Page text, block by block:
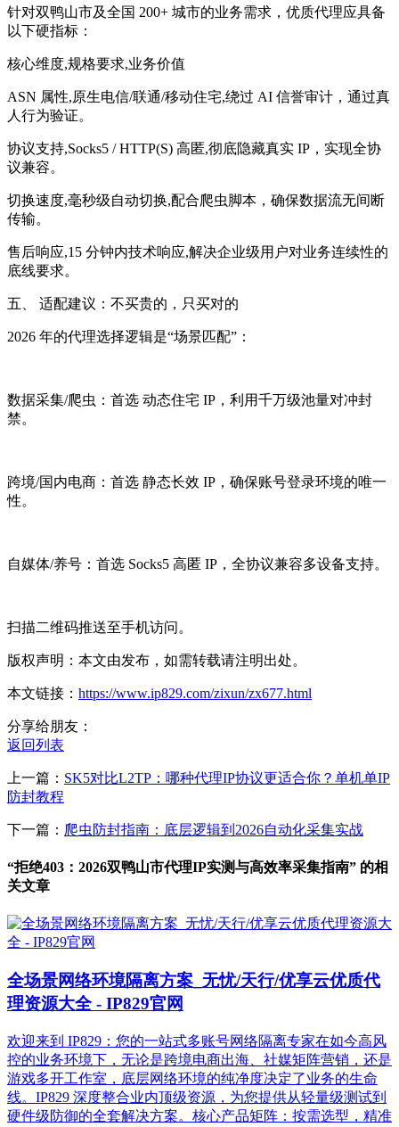
针对双鸭山市及全国 200+ 城市的业务需求，优质代理应具备
以下硬指标：
核心维度,规格要求,业务价值
ASN 属性,原生电信/联通/移动住宅,绕过 AI 信誉审计，通过真
人行为验证。
协议支持,Socks5 / HTTP(S) 高匿,彻底隐藏真实 IP，实现全协
议兼容。
切换速度,毫秒级自动切换,配合爬虫脚本，确保数据流无间断
传输。
售后响应,15 分钟内技术响应,解决企业级用户对业务连续性的
底线要求。
五、 适配建议：不买贵的，只买对的
2026 年的代理选择逻辑是“场景匹配”：
数据采集/爬虫：首选 动态住宅 IP，利用千万级池量对冲封
禁。
跨境/国内电商：首选 静态长效 IP，确保账号登录环境的唯一
性。
自媒体/养号：首选 Socks5 高匿 IP，全协议兼容多设备支持。
扫描二维码推送至手机访问。
版权声明：本文由发布，如需转载请注明出处。
本文链接： https://www.ip829.com/zixun/zx677.html
分享给朋友：
返回列表
上一篇： SK5对比L2TP：哪种代理IP协议更适合你？单机单IP
防封教程
下一篇： 爬虫防封指南：底层逻辑到2026自动化采集实战
“拒绝403：2026双鸭山市代理IP实测与高效率采集指南” 的相
关文章
全场景网络环境隔离方案_无忧/天行/优享云优质代
理资源大全 - IP829官网
欢迎来到 IP829：您的一站式多账号网络隔离专家在如今高风
控的业务环境下，无论是跨境电商出海、社媒矩阵营销，还是
游戏多开工作室，底层网络环境的纯净度决定了业务的生命
线。IP829 深度整合业内顶级资源，为您提供从轻量级测试到
硬件级防御的全套解决方案。核心产品矩阵：按需选型，精准